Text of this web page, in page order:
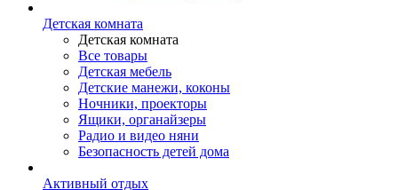
Детская комната
Детская комната
Все товары
Детская мебель
Детские манежи, коконы
Ночники, проекторы
Ящики, органайзеры
Радио и видео няни
Безопасность детей дома
Активный отдых